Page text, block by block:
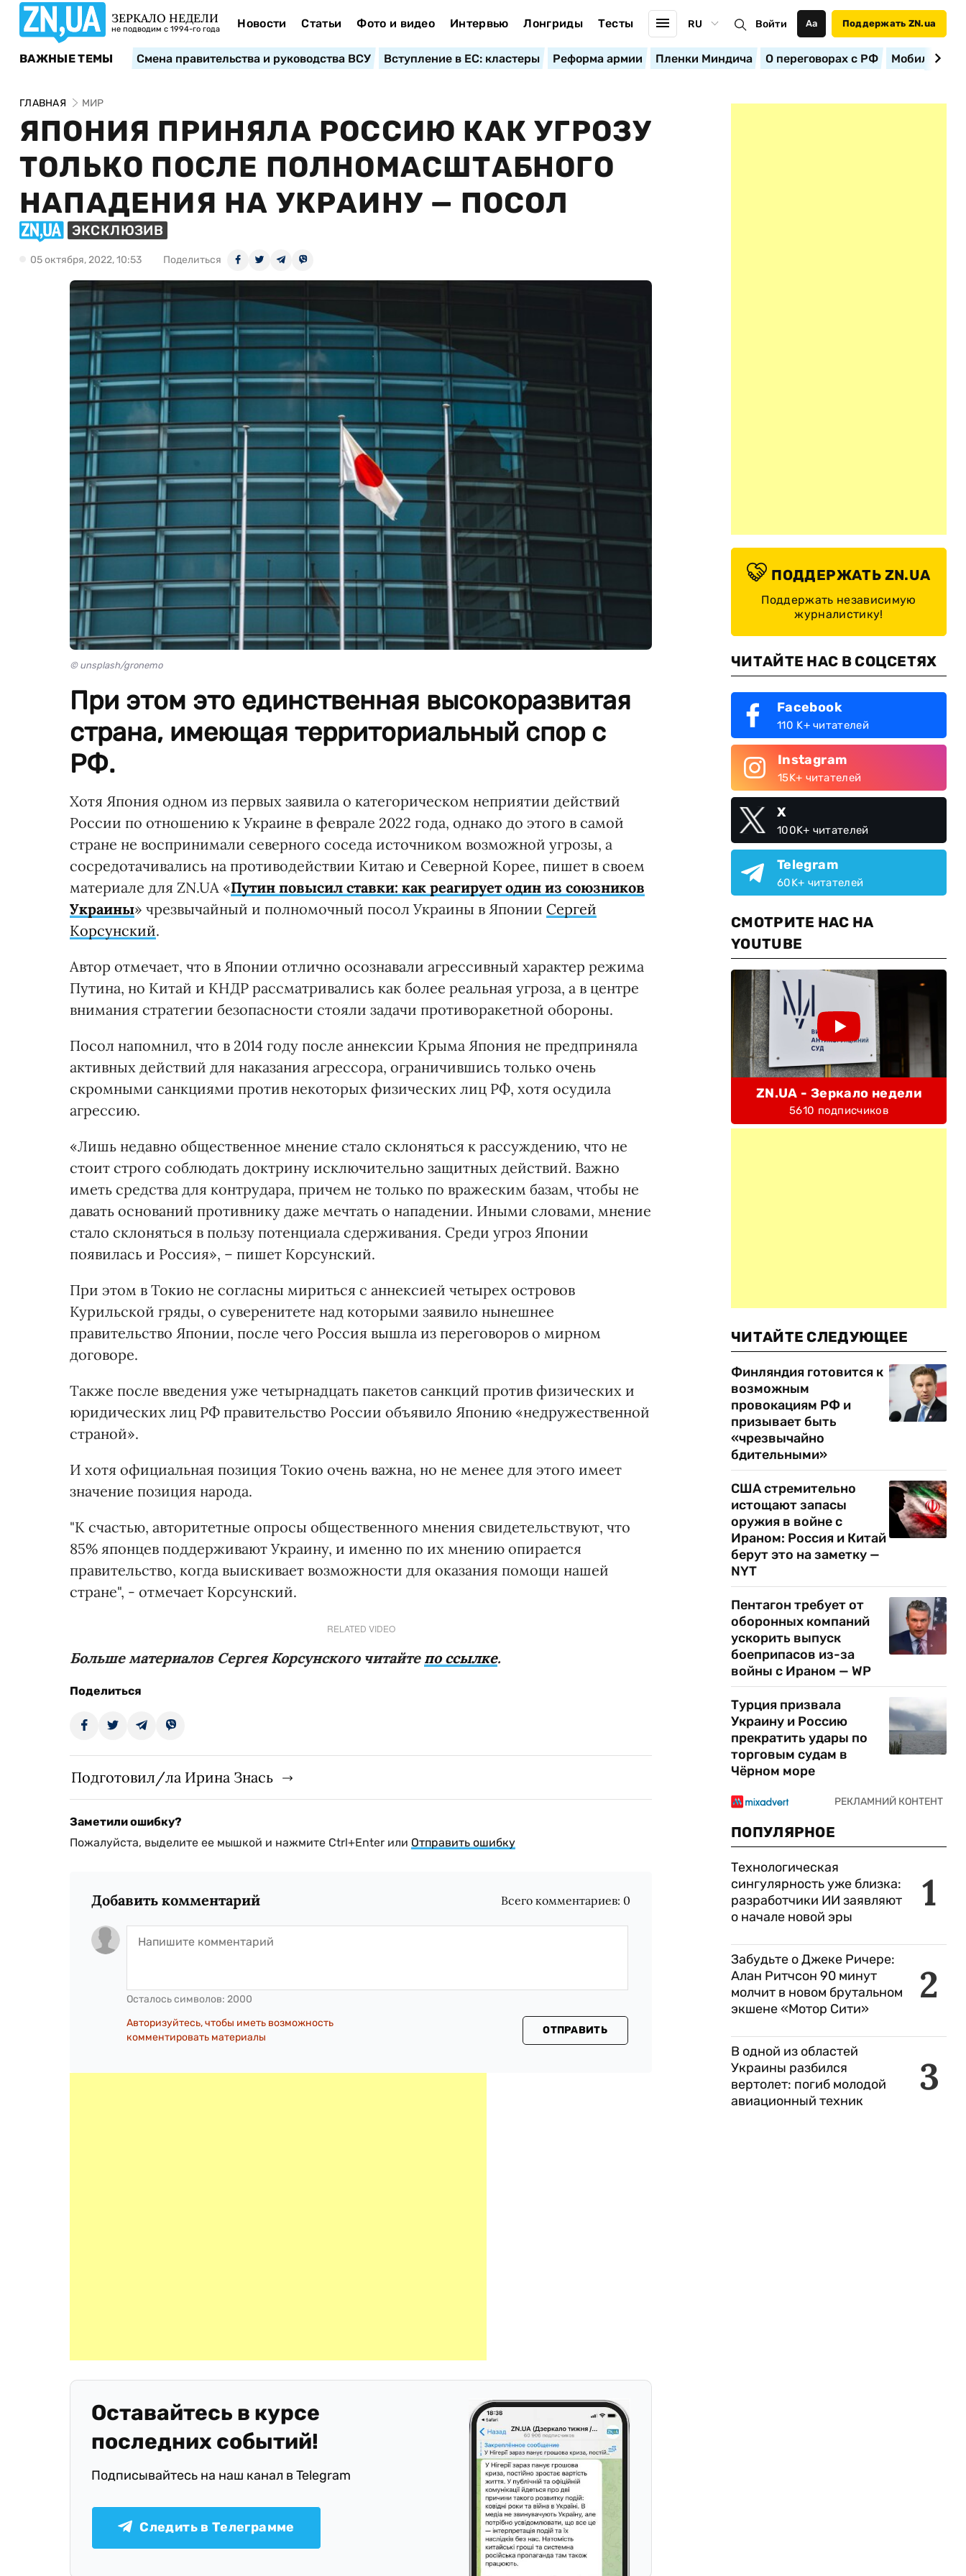
ЗЕРКАЛО НЕДЕЛИ
не подводим с 1994-го года Новости Статьи Фото и видео Интервью Лонгриды Тесты RU Войти Аа Поддержать ZN.ua
ВАЖНЫЕ ТЕМЫ Смена правительства и руководства ВСУ Вступление в ЕС: кластеры Реформа армии Пленки Миндича О переговорах с РФ
ГЛАВНАЯ МИР
ЯПОНИЯ ПРИНЯЛА РОССИЮ КАК УГРОЗУ
ТОЛЬКО ПОСЛЕ ПОЛНОМАСШТАБНОГО
НАПАДЕНИЯ НА УКРАИНУ — ПОСОЛ
ЭКСКЛЮЗИВ
05 октября, 2022, 10:53 Поделиться
© unsplash/gronemo
При этом это единственная высокоразвитая
страна, имеющая территориальный спор с
РФ.
Хотя Япония одном из первых заявила о категорическом неприятии действий
России по отношению к Украине в феврале 2022 года, однако до этого в самой
стране не воспринимали северного соседа источником возможной угрозы, а
сосредотачивались на противодействии Китаю и Северной Корее, пишет в своем
материале для ZN.UA «Путин повысил ставки: как реагирует один из союзников
Украины» чрезвычайный и полномочный посол Украины в Японии Сергей
Корсунский.
Автор отмечает, что в Японии отлично осознавали агрессивный характер режима
Путина, но Китай и КНДР рассматривались как более реальная угроза, а в центре
внимания стратегии безопасности стояли задачи противоракетной обороны.
Посол напомнил, что в 2014 году после аннексии Крыма Япония не предприняла
активных действий для наказания агрессора, ограничившись только очень
скромными санкциями против некоторых физических лиц РФ, хотя осудила
агрессию.
«Лишь недавно общественное мнение стало склоняться к рассуждению, что не
стоит строго соблюдать доктрину исключительно защитных действий. Важно
иметь средства для контрудара, причем не только по вражеским базам, чтобы не
давать оснований противнику даже мечтать о нападении. Иными словами, мнение
стало склоняться в пользу потенциала сдерживания. Среди угроз Японии
появилась и Россия», – пишет Корсунский.
При этом в Токио не согласны мириться с аннексией четырех островов
Курильской гряды, о суверенитете над которыми заявило нынешнее
правительство Японии, после чего Россия вышла из переговоров о мирном
договоре.
Также после введения уже четырнадцать пакетов санкций против физических и
юридических лиц РФ правительство России объявило Японию «недружественной
страной».
И хотя официальная позиция Токио очень важна, но не менее для этого имеет
значение позиция народа.
"К счастью, авторитетные опросы общественного мнения свидетельствуют, что
85% японцев поддерживают Украину, и именно по их мнению опирается
правительство, когда выискивает возможности для оказания помощи нашей
стране", - отмечает Корсунский.
RELATED VIDEO
Больше материалов Сергея Корсунского читайте по ссылке.
Поделиться
Подготовил/ла Ирина Знась
Заметили ошибку?
Пожалуйста, выделите ее мышкой и нажмите Ctrl+Enter или Отправить ошибку
Добавить комментарий Всего комментариев: 0
Осталось символов: 2000
Авторизуйтесь, чтобы иметь возможность
комментировать материалы
ОТПРАВИТЬ
Оставайтесь в курсе
последних событий!
Подписывайтесь на наш канал в Telegram
Следить в Телеграмме
ПОДДЕРЖАТЬ ZN.UA
Поддержать независимую
журналистику!
ЧИТАЙТЕ НАС В СОЦСЕТЯХ
Facebook
110 K+ читателей
Instagram
15K+ читателей
X
100K+ читателей
Telegram
60K+ читателей
СМОТРИТЕ НАС НА
YOUTUBE
ZN.UA - Зеркало недели
5610 подписчиков
ЧИТАЙТЕ СЛЕДУЮЩЕЕ
Финляндия готовится к
возможным
провокациям РФ и
призывает быть
«чрезвычайно
бдительными»
США стремительно
истощают запасы
оружия в войне с
Ираном: Россия и Китай
берут это на заметку —
NYT
Пентагон требует от
оборонных компаний
ускорить выпуск
боеприпасов из-за
войны с Ираном — WP
Турция призвала
Украину и Россию
прекратить удары по
торговым судам в
Чёрном море
ПОПУЛЯРНОЕ
1
Технологическая
сингулярность уже близка:
разработчики ИИ заявляют
о начале новой эры
2
Забудьте о Джеке Ричере:
Алан Ритчсон 90 минут
молчит в новом брутальном
экшене «Мотор Сити»
3
В одной из областей
Украины разбился
вертолет: погиб молодой
авиационный техник